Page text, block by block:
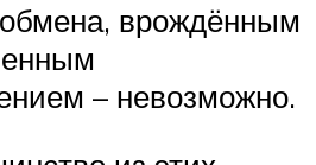
врождённым
– невозможно.